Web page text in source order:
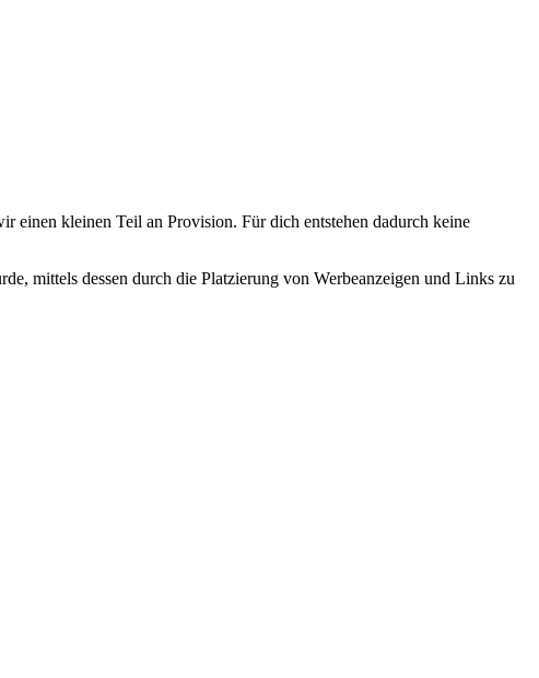
einen kleinen Teil an Provision. Für dich entstehen dadurch keine
mittels dessen durch die Platzierung von Werbeanzeigen und Links zu